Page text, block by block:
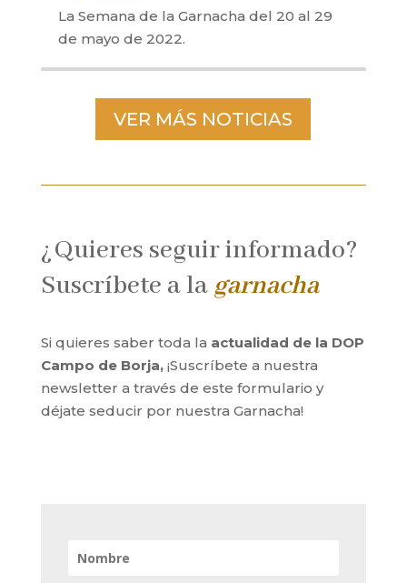
La Semana de la Garnacha del 20 al 29
de mayo de 2022.
VER MÁS NOTICIAS
¿Quieres seguir informado?
Suscríbete a la garnacha
Si quieres saber toda la actualidad de la DOP
Campo de Borja,¡Suscríbete a nuestra
newsletter a través de este formulario y
déjate seducir por nuestra Garnacha!